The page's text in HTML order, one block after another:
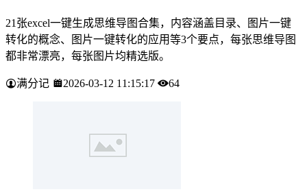
21张excel一键生成思维导图合集，内容涵盖目录、图片一键
转化的概念、图片一键转化的应用等3个要点，每张思维导图
都非常漂亮，每张图片均精选版。
满分记 2026-03-12 11:15:17 64